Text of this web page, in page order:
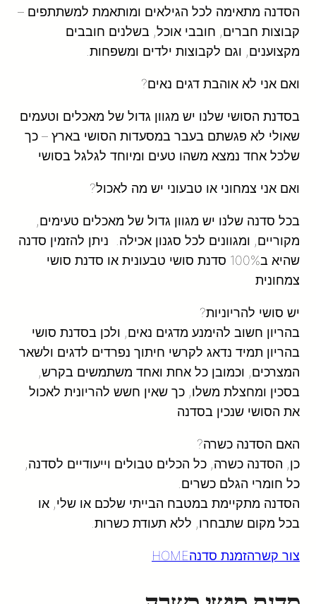
הסדנה מתאימה לכל הגילאים ומותאמת למשתתפים –
קבוצות חברים, חובבי אוכל, בשלנים חובבים
מקצוענים, וגם לקבוצות ילדים ומשפחות.
ואם אני לא אוהבת דגים נאים?
בסדנת הסושי שלנו יש מגוון גדול של מאכלים וטעמים
שאולי לא פגשתם בעבר במסעדות הסושי בארץ – כך
שלכל אחד נמצא משהו טעים ומיוחד לגלגל בסושי
ואם אני צמחוני או טבעוני יש מה לאכול?
בכל סדנה שלנו יש מגוון גדול של מאכלים טעימים,
מקוריים, ומגוונים לכל סגנון אכילה. ניתן להזמין סדנה
שהיא ב100% סדנת סושי טבעונית או סדנת סושי
צמחונית
יש סושי להריוניות?
בהריון חשוב להימנע מדגים נאים, ולכן בסדנת סושי
בהריון תמיד נדאג לקרשי חיתוך נפרדים לדגים ולשאר
המצרכים, וכמובן כל אחת ואחד משתמשים בקרש,
בסכין ומחצלת משלו, כך שאין חשש להריונית לאכול
את הסושי שנכין בסדנה
האם הסדנה כשרה?
כן, הסדנה כשרה, כל הכלים טבולים וייעודיים לסדנה,
כל חומרי הגלם כשרים.
הסדנה מתקיימת במטבח הבייתי שלכם או שלי, או
בכל מקום שתבחרו, ללא תעודת כשרות.
צור קשרהזמנת סדנהHOME